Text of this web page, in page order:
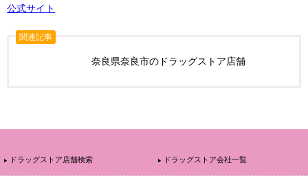
公式サイト
関連記事
奈良県奈良市のドラッグストア店舗
ドラッグストア店舗検索 ドラッグストア会社一覧